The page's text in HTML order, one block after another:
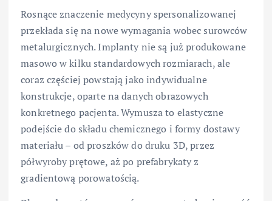
Rosnące znaczenie medycyny spersonalizowanej
przekłada się na nowe wymagania wobec surowców
metalurgicznych. Implanty nie są już produkowane
masowo w kilku standardowych rozmiarach, ale
coraz częściej powstają jako indywidualne
konstrukcje, oparte na danych obrazowych
konkretnego pacjenta. Wymusza to elastyczne
podejście do składu chemicznego i formy dostawy
materiału – od proszków do druku 3D, przez
półwyroby prętowe, aż po prefabrykaty z
gradientową porowatością.